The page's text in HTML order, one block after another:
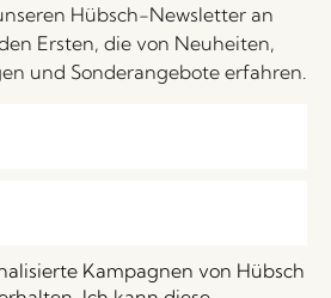
Hübsch-Newsletter an
Ersten, die von Neuheiten,
und Sonderangebote erfahren.
Kampagnen von Hübsch